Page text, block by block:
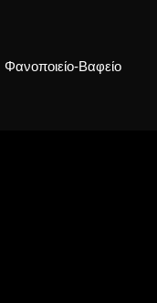
Φανοποιείο-Βαφείο